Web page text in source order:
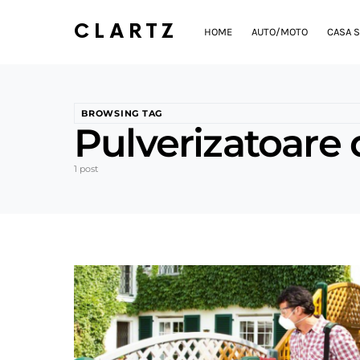
CLARTZ HOME AUTO/MOTO CASA
BROWSING TAG
Pulverizatoare
1 post